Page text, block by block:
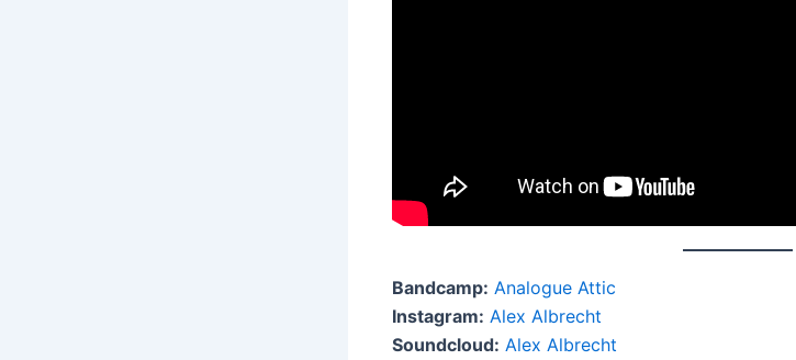
Bandcamp: Analogue Attic
Instagram: Alex Albrecht
Soundcloud: Alex Albrecht